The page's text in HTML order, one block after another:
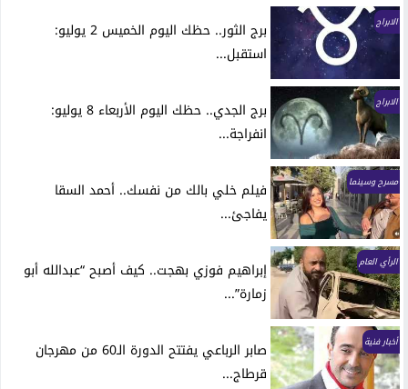
الابراج
برج الثور.. حظك اليوم الخميس 2 يوليو:
استقبل...
الابراج
برج الجدي.. حظك اليوم الأربعاء 8 يوليو:
انفراجة...
مسرح وسينما
فيلم خلي بالك من نفسك.. أحمد السقا
يفاجئ...
الرأي العام
إبراهيم فوزي بهجت.. كيف أصبح “عبدالله أبو
زمارة”...
أخبار فنية
صابر الرباعي يفتتح الدورة الـ60 من مهرجان
قرطاج...